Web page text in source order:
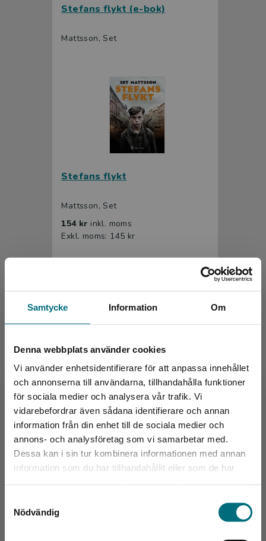
Samtycke Information Om
Denna webbplats använder cookies
Vi använder enhetsidentifierare för att anpassa innehållet
och annonserna till användarna, tillhandahålla funktioner
för sociala medier och analysera vår trafik. Vi
vidarebefordrar även sådana identifierare och annan
information från din enhet till de sociala medier och
annons- och analysföretag som vi samarbetar med.
Dessa kan i sin tur kombinera informationen med annan
information som du har tillhandahållit eller som de har
Nödvändig
Begränsad fraktregion
Det verkar som att du besöker
nyponochviljaforlag.se via en enhet utanför
Sverige. För att kunna slutföra ett köp måste
Stefans flykt (e-bok)
Mattsson, Set
Stefans flykt
Mattsson, Set
154 kr inkl. moms
Exkl. moms: 145 kr
Pojken som blev kvar
Mattsson, Set
154 krinkl. moms
Exkl. moms: 145 kr